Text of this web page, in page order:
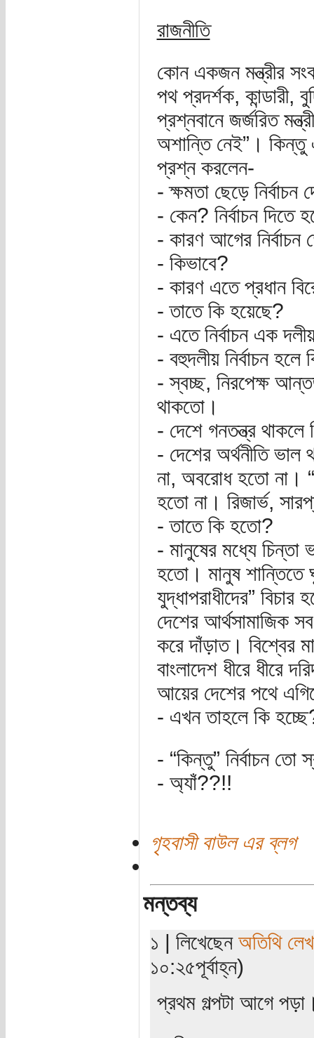
রাজনীতি
কোন একজন মন্ত্রীর
পথ প্রদর্শক, কান্ডারী,
প্রশ্নবানে জর্জরিত
অশান্তি নেই”।
প্রশ্ন করলেন-
- ক্ষমতা ছেড়ে
- কেন? নির্বাচন দিতে
- কারণ আগের
- কিভাবে?
- কারণ এতে প্রধান
- তাতে কি হয়েছে?
- এতে নির্বাচন এক
- বহুদলীয় নির্বাচন
- স্বচ্ছ, নিরপেক্ষ
থাকতো।
- দেশে গনতন্ত্র
- দেশের অর্থনীতি
না, অবরোধ হতো না।
হতো না। রিজার্ভ,
- তাতে কি হতো?
- মানুষের মধ্যে
হতো। মানুষ
যুদ্ধাপরাধীদের”
দেশের আর্থসামাজিক
করে দাঁড়াত। বিশ্বের
বাংলাদেশ ধীরে ধীরে
আয়ের দেশের পথে
- এখন তাহলে কি
- “কিন্তু” নির্বাচন তো
- অ্যাঁ??!!
গৃহবাসী বাউল এর ব্লগ
মন্তব্য
১ | লিখেছেন অতিথি
১০:২৫পূর্বাহ্ন)
প্রথম গল্পটা আগে